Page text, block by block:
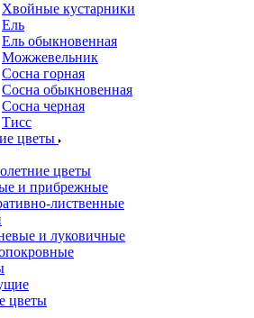
Хвойные кустарники
Ель
Ель обыкновенная
Можжевельник
Сосна горная
Сосна обыкновенная
Сосна черная
Тисс
цветы
цветы
и прибрежные
лиственные
и луковичные
цветы